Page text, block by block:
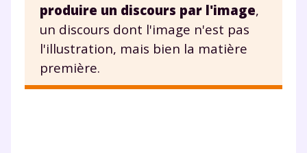
produire un discours par l'image,
un discours dont l'image n'est pas
l'illustration, mais bien la matière
première.